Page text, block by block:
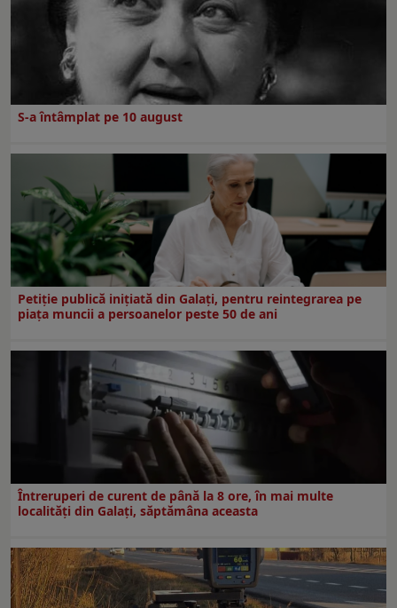
S-a întâmplat pe 10 august
Petiție publică inițiată din Galați, pentru reintegrarea pe
piața muncii a persoanelor peste 50 de ani
Întreruperi de curent de până la 8 ore, în mai multe
localități din Galați, săptămâna aceasta